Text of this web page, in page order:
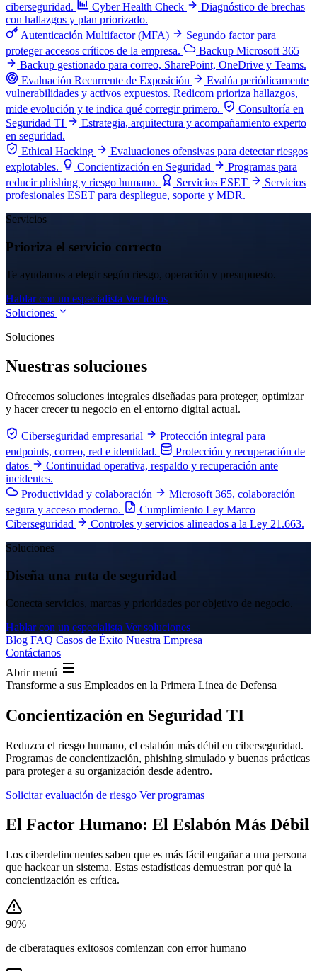
ciberseguridad.
Cyber Health Check
Diagnóstico de brechas
con hallazgos y plan priorizado.
Autenticación Multifactor (MFA)
Segundo factor para
proteger accesos críticos de la empresa.
Backup Microsoft 365
Backup gestionado para correo, SharePoint, OneDrive y Teams.
Evaluación Recurrente de Exposición
Evalúa periódicamente
vulnerabilidades y activos expuestos. Redicom prioriza hallazgos,
mide evolución y te indica qué corregir primero.
Consultoría en
Seguridad TI
Estrategia, arquitectura y acompañamiento experto
en seguridad.
Ethical Hacking
Evaluaciones ofensivas para detectar riesgos
explotables.
Concientización en Seguridad
Programas para
reducir phishing y riesgo humano.
Servicios ESET
Servicios
profesionales ESET para despliegue, soporte y MDR.
Servicios
Prioriza el servicio correcto
Te ayudamos a elegir según riesgo, operación y presupuesto.
Hablar con un especialista Ver todos
Soluciones
Soluciones
Nuestras soluciones
Ofrecemos soluciones integrales diseñadas para proteger, optimizar
y hacer crecer tu negocio en el entorno digital actual.
Ciberseguridad empresarial
Protección integral para
endpoints, correo, red e identidad.
Protección y recuperación de
datos
Continuidad operativa, respaldo y recuperación ante
incidentes.
Productividad y colaboración
Microsoft 365, colaboración
segura y acceso moderno.
Cumplimiento Ley Marco
Ciberseguridad
Controles y servicios alineados a la Ley 21.663.
Soluciones
Diseña una ruta de seguridad
Conecta servicios, marcas y prioridades por objetivo de negocio.
Hablar con un especialista Ver soluciones
Blog FAQ Casos de Éxito Nuestra Empresa
Contáctanos
Abrir menú
Transforme a sus Empleados en la Primera Línea de Defensa
Concientización en Seguridad TI
Reduzca el riesgo humano, el eslabón más débil en ciberseguridad.
Programas de concientización, phishing simulado y buenas prácticas
para proteger a su organización desde adentro.
Solicitar evaluación de riesgo Ver programas
El Factor Humano: El Eslabón Más Débil
Los ciberdelincuentes saben que es más fácil engañar a una persona
que hackear un sistema. Estas estadísticas demuestran por qué la
concientización es crítica.
90%
de ciberataques exitosos comienzan con error humano